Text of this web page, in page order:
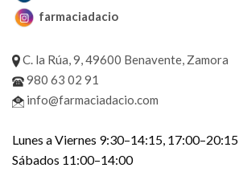
farmaciadacio
C. la Rúa, 9, 49600 Benavente, Zamora
980 63 02 91
info@farmaciadacio.com
Lunes a Viernes 9:30–14:15, 17:00–20:15
Sábados 11:00–14:00